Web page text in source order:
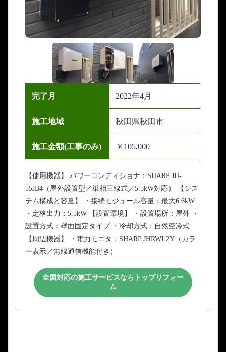
完了月 2022年4月
施工地域 秋田県秋田市
施工金額(工事のみ) ￥105,000
【使用機器】 パワーコンディショナ：SHARP JH-
55JB4（屋外設置型／単相三線式／5.5kW対応） 【シス
テム構成と容量】 ・接続モジュール容量：最大6.6kW
・定格出力：5.5kW 【設置環境】 ・設置場所：屋外 ・
設置方式：壁面固定タイプ ・冷却方式：自然空冷式
【周辺機器】 ・電力モニタ：SHARP JHRWL2Y（カラ
ー表示／無線通信機能付き）
全国対応の施工サービスならトップリフォー
ム